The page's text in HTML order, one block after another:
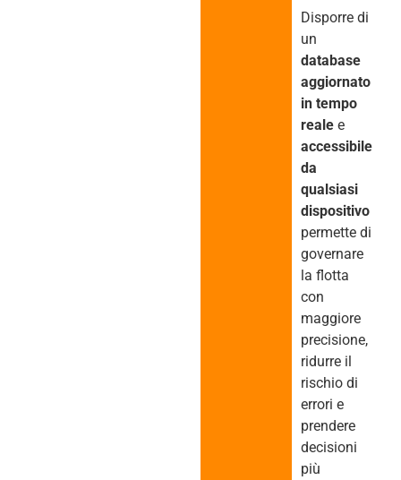
Disporre di
un
database
aggiornato
in tempo
reale e
accessibile
da
qualsiasi
dispositivo
permette di
governare
la flotta
con
maggiore
precisione,
ridurre il
rischio di
errori e
prendere
decisioni
più